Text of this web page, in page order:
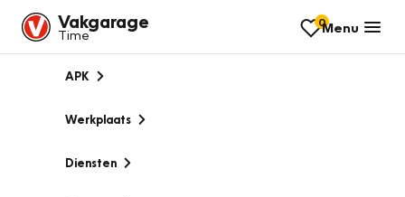
Vakgarage
Time
0Menu
APK
Werkplaats
Diensten